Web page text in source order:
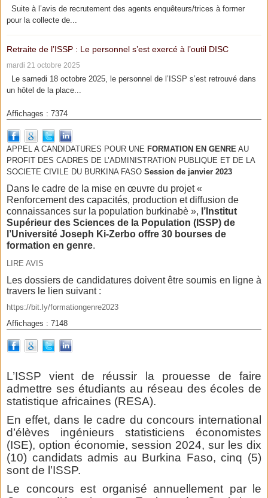
Suite à l’avis de recrutement des agents enquêteurs/trices à former
pour la collecte de...
Retraite de l’ISSP : Le personnel s’est exercé à l’outil DISC
mardi 21 octobre 2025
Le samedi 18 octobre 2025, le personnel de l’ISSP s’est retrouvé dans
un hôtel de la place...
Affichages : 7374
APPEL A CANDIDATURES POUR UNE FORMATION EN GENRE AU
PROFIT DES CADRES DE L’ADMINISTRATION PUBLIQUE ET DE LA
SOCIETE CIVILE DU BURKINA FASO Session de janvier 2023
Dans le cadre de la mise en œuvre du projet «
Renforcement des capacités, production et diffusion de
connaissances sur la population burkinabè », l’Institut
Supérieur des Sciences de la Population (ISSP) de
l’Université Joseph Ki-Zerbo offre 30 bourses de
formation en genre.
LIRE AVIS
Les dossiers de candidatures doivent être soumis en ligne à
travers le lien suivant :
https://bit.ly/formationgenre2023
Affichages : 7148
L’ISSP vient de réussir la prouesse de faire
admettre ses étudiants au réseau des écoles de
statistique africaines (RESA).
En effet, dans le cadre du concours international
d’élèves ingénieurs statisticiens économistes
(ISE), option économie, session 2024, sur les dix
(10) candidats admis au Burkina Faso, cinq (5)
sont de l’ISSP.
Le concours est organisé annuellement par le